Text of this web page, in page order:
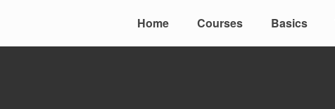
Home Courses Basics